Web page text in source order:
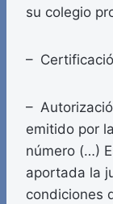
su colegio
–
–
emitido por
número (…)
aportada la
condiciones